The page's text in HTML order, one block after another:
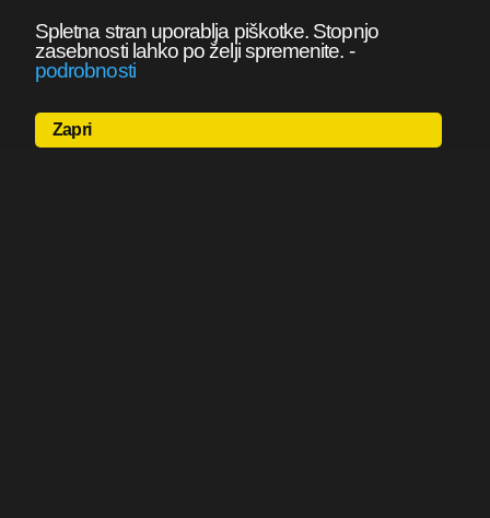
Spletna stran uporablja piškotke. Stopnjo
zasebnosti lahko po želji spremenite. -
podrobnosti
Zapri